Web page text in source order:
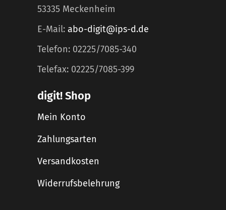
53335 Meckenheim
E-Mail: abo-digit@ips-d.de
Telefon: 02225/7085-340
Telefax: 02225/7085-399
digit! Shop
Mein Konto
Zahlungsarten
Versandkosten
Widerrufsbelehrung